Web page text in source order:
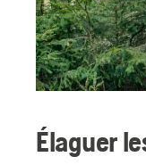
Élaguer